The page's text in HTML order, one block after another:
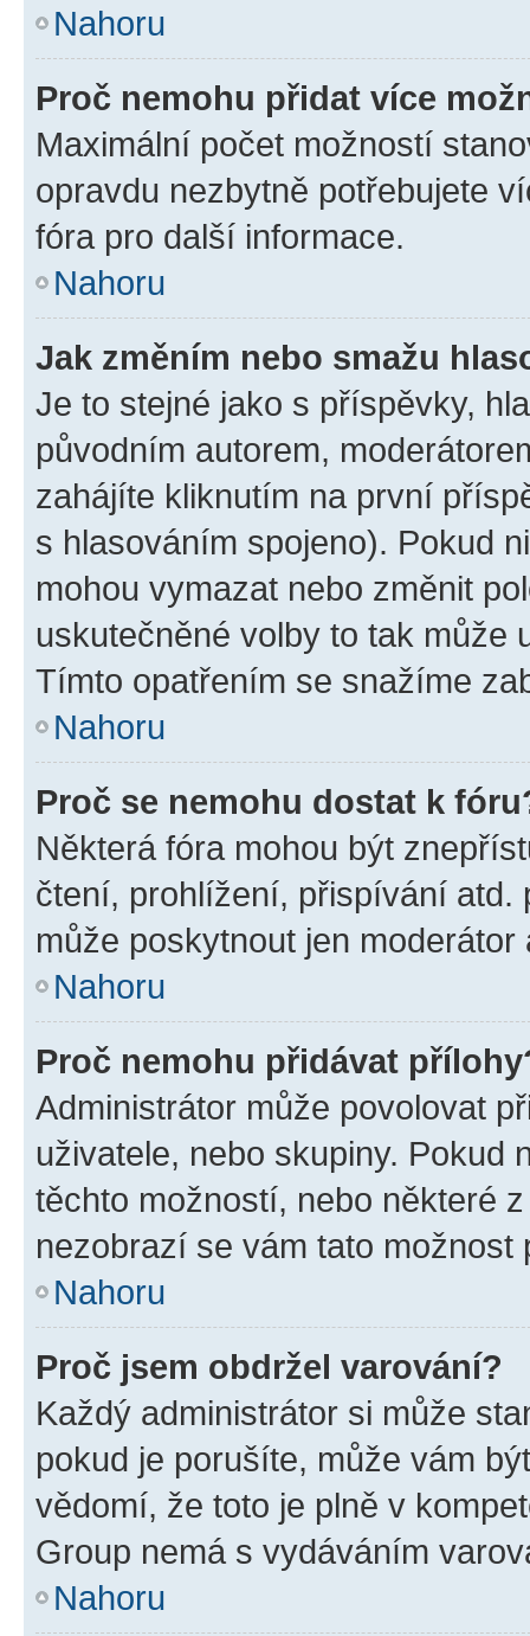
Nahoru
Proč nemohu přidat více
Maximální počet možností
opravdu nezbytně potřebujete
fóra pro další informace.
Nahoru
Jak změním nebo smažu
Je to stejné jako s příspěvky,
původním autorem,
zahájíte kliknutím na první
s hlasováním spojeno). Pokud
mohou vymazat nebo změnit
uskutečněné volby to tak může
Tímto opatřením se snažíme
Nahoru
Proč se nemohu dostat k
Některá fóra mohou být
čtení, prohlížení, přispívání atd.
může poskytnout jen
Nahoru
Proč nemohu přidávat
Administrátor může povolovat
uživatele, nebo skupiny. Pokud
těchto možností, nebo některé
nezobrazí se vám tato
Nahoru
Proč jsem obdržel varování?
Každý administrátor si může
pokud je porušíte, může vám
vědomí, že toto je plně v
Group nemá s vydáváním
Nahoru